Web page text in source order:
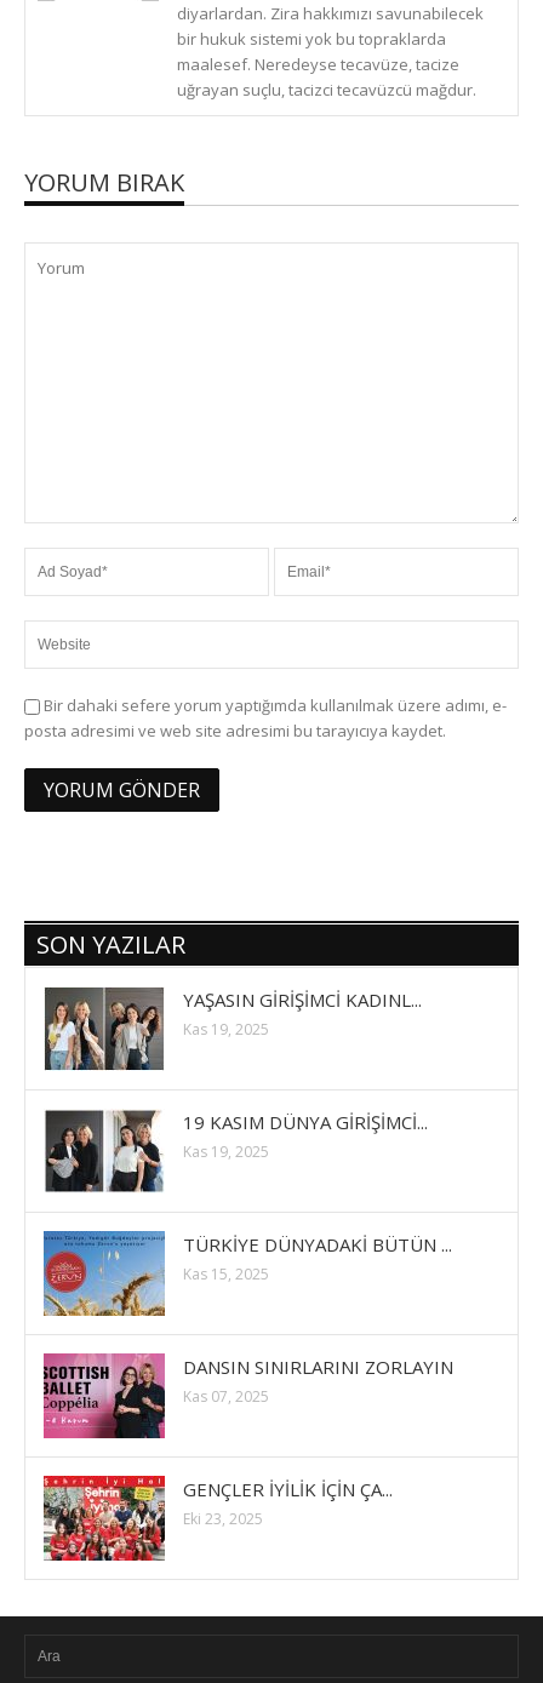
diyarlardan. Zira hakkımızı savunabilecek
bir hukuk sistemi yok bu topraklarda
maalesef. Neredeyse tecavüze, tacize
uğrayan suçlu, tacizci tecavüzcü mağdur.
YORUM BIRAK
Bir dahaki sefere yorum yaptığımda kullanılmak üzere adımı, e-
posta adresimi ve web site adresimi bu tarayıcıya kaydet.
SON YAZILAR
YAŞASIN GİRİŞİMCİ KADINL...
Kas 19, 2025
19 KASIM DÜNYA GİRİŞİMCİ...
Kas 19, 2025
TÜRKİYE DÜNYADAKİ BÜTÜN ...
Kas 15, 2025
DANSIN SINIRLARINI ZORLAYIN
Kas 07, 2025
GENÇLER İYİLİK İÇİN ÇA...
Eki 23, 2025